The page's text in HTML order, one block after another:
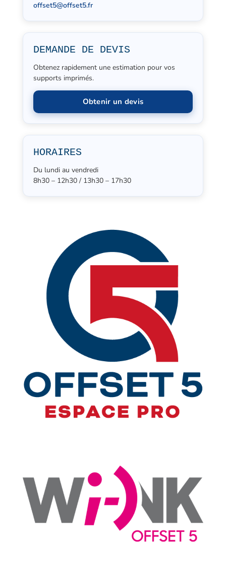
offset5@offset5.fr
DEMANDE DE DEVIS
Obtenez rapidement une estimation pour vos
supports imprimés.
Obtenir un devis
HORAIRES
Du lundi au vendredi
8h30 – 12h30 / 13h30 – 17h30